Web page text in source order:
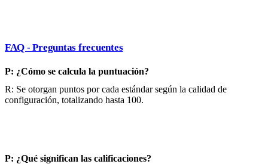
FAQ - Preguntas frecuentes
P: ¿Cómo se calcula la puntuación?
R: Se otorgan puntos por cada estándar según la calidad de
configuración, totalizando hasta 100.
P: ¿Qué significan las calificaciones?